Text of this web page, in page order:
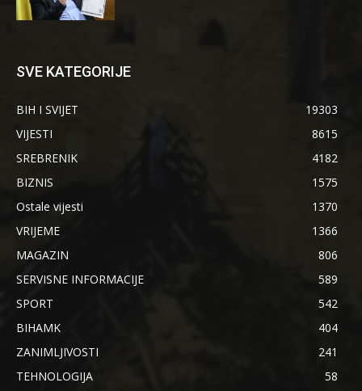
SVE KATEGORIJE
BIH I SVIJET
19303
VIJESTI
8615
SREBRENIK
4182
BIZNIS
1575
Ostale vijesti
1370
VRIJEME
1366
MAGAZIN
806
SERVISNE INFORMACIJE
589
SPORT
542
BIHAMK
404
ZANIMLJIVOSTI
241
TEHNOLOGIJA
58